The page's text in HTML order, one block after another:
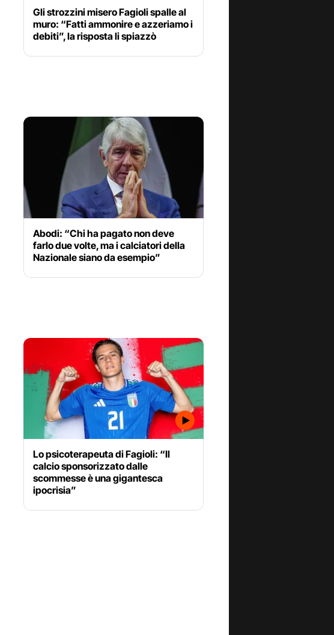
Gli strozzini misero Fagioli spalle al
muro: “Fatti ammonire e azzeriamo i
debiti”, la risposta li spiazzò
Abodi: “Chi ha pagato non deve
farlo due volte, ma i calciatori della
Nazionale siano da esempio”
Lo psicoterapeuta di Fagioli: “Il
calcio sponsorizzato dalle
scommesse è una gigantesca
ipocrisia”